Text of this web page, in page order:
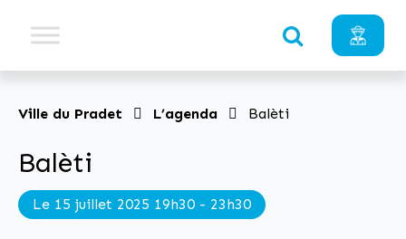
Ville du Pradet L’agenda Balèti
Balèti
Le 15 juillet 2025 19h30 - 23h30